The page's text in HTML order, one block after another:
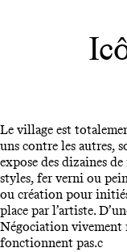
Le village est
uns contre les autres,
expose des dizaines
styles, fer verni ou
ou création pour
place par l’artiste.
Négociation vivement
fonctionnent pas.c